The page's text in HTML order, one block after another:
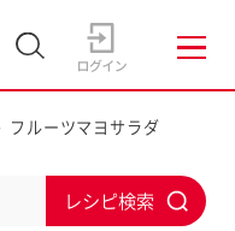
フルーツマヨサラダ